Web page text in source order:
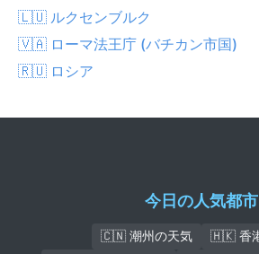
🇱🇺 ルクセンブルク
🇻🇦 ローマ法王庁 (バチカン市国)
🇷🇺 ロシア
今日の人気都市
🇨🇳 潮州の天気
🇭🇰 香